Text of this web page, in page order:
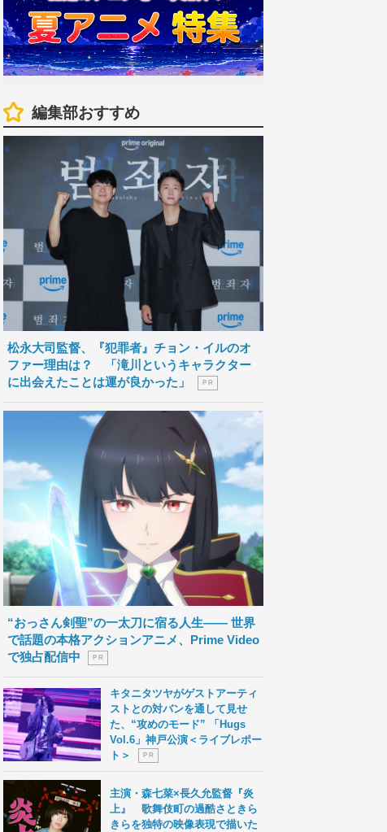
編集部おすすめ
松永大司監督、『犯罪者』チョン・イルのオ
ファー理由は？ 「滝川というキャラクター
に出会えたことは運が良かった」
P R
“おっさん剣聖”の一太刀に宿る人生―― 世界
で話題の本格アクションアニメ、Prime Video
で独占配信中
P R
キタニタツヤがゲストアーティ
ストとの対バンを通して見せ
た、“攻めのモード” 「Hugs
Vol.6」神戸公演＜ライブレポー
ト＞
P R
主演・森七菜×長久允監督『炎
上』 歌舞伎町の過酷さときら
きらを独特の映像表現で描いた